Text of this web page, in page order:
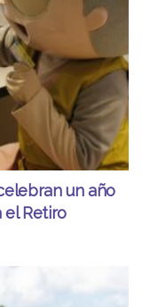
un año
el Retiro